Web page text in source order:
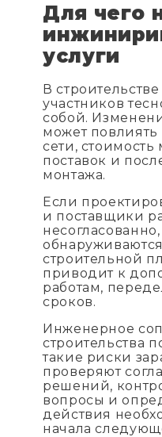
Для чего
услуги
В
участников
собой.
может
сети, стоимость
поставок и
монтажа.
Если
и поставщики
строительной
приводит к
работам,
сроков.
Инженерное
строительства
такие риски
проверяют
решений,
вопросы и
действия
начала